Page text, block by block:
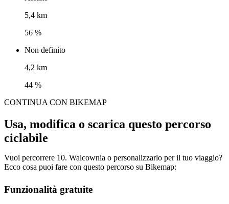
5,4 km
56 %
Non definito
4,2 km
44 %
CONTINUA CON BIKEMAP
Usa, modifica o scarica questo percorso
ciclabile
Vuoi percorrere 10. Walcownia o personalizzarlo per il tuo viaggio?
Ecco cosa puoi fare con questo percorso su Bikemap:
Funzionalità gratuite